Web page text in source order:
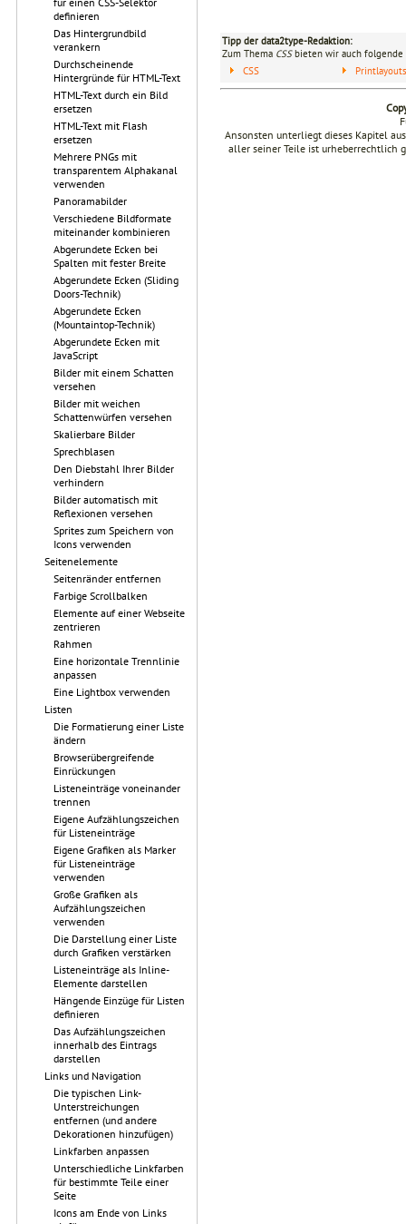
definieren
Das Hintergrundbild
verankern
Durchscheinende
Hintergründe für HTML-Text
HTML-Text durch ein Bild
ersetzen
HTML-Text mit Flash
ersetzen
Mehrere PNGs mit
transparentem Alphakanal
verwenden
Panoramabilder
Verschiedene Bildformate
miteinander kombinieren
Abgerundete Ecken bei
Spalten mit fester Breite
Abgerundete Ecken (Sliding
Doors-Technik)
Abgerundete Ecken
(Mountaintop-Technik)
Abgerundete Ecken mit
JavaScript
Bilder mit einem Schatten
versehen
Bilder mit weichen
Schattenwürfen versehen
Skalierbare Bilder
Sprechblasen
Den Diebstahl Ihrer Bilder
verhindern
Bilder automatisch mit
Reflexionen versehen
Sprites zum Speichern von
Icons verwenden
Seitenelemente
Seitenränder entfernen
Farbige Scrollbalken
Elemente auf einer Webseite
zentrieren
Rahmen
Eine horizontale Trennlinie
anpassen
Eine Lightbox verwenden
Listen
Die Formatierung einer Liste
ändern
Browserübergreifende
Einrückungen
Listeneinträge voneinander
trennen
Eigene Aufzählungszeichen
für Listeneinträge
Eigene Grafiken als Marker
für Listeneinträge
verwenden
Große Grafiken als
Aufzählungszeichen
verwenden
Die Darstellung einer Liste
durch Grafiken verstärken
Listeneinträge als Inline-
Elemente darstellen
Hängende Einzüge für Listen
definieren
Das Aufzählungszeichen
innerhalb des Eintrags
darstellen
Links und Navigation
Die typischen Link-
Unterstreichungen
entfernen (und andere
Dekorationen hinzufügen)
Linkfarben anpassen
Unterschiedliche Linkfarben
für bestimmte Teile einer
Seite
Icons am Ende von Links
Tipp der data2type-Redaktion:
Zum Thema CSSbieten wir auch folgende
CSS
Ansonsten unterliegt dieses Kapitel
aller seiner Teile ist urheberrechtlich